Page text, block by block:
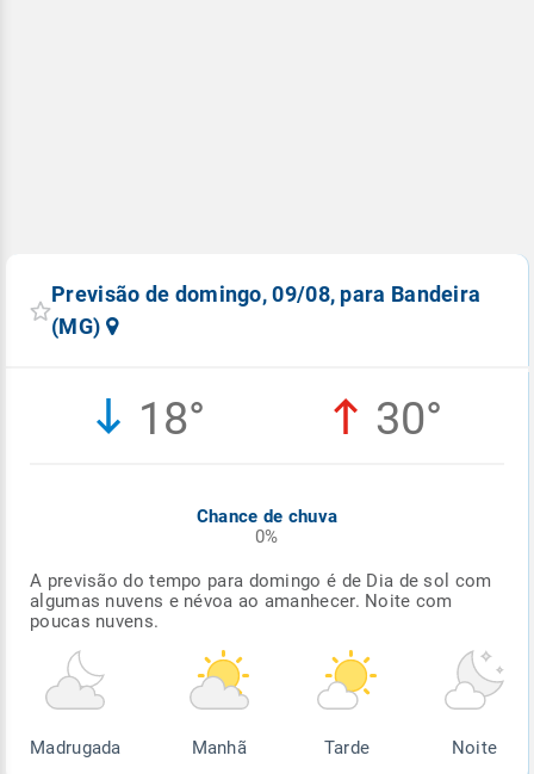
Previsão de domingo, 09/08, para Bandeira
(MG)
18° 30°
Chance de chuva
0%
A previsão do tempo para domingo é de Dia de sol com
algumas nuvens e névoa ao amanhecer. Noite com
poucas nuvens.
Madrugada Manhã Tarde Noite